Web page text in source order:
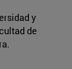
y
de